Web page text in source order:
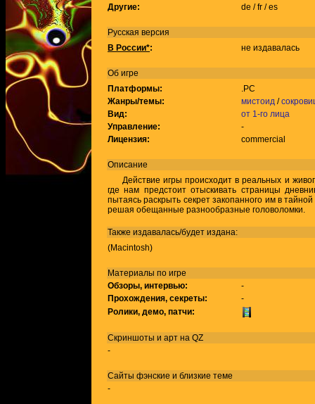
Другие:
de / fr / es
Русская версия
В России*: не издавалась
Об игре
Платформы:
.PC
Жанры/темы:
мистоид /
Вид:
от 1-го лица
Управление:
-
Лицензия:
commercial
Описание
Действие игры происходит в реальных и
где нам предстоит отыскивать страницы
пытаясь раскрыть секрет закопанного им в
решая обещанные разнообразные головоломки.
Также издавалась/будет издана:
(Macintosh)
Материалы по игре
Обзоры, интервью:
-
Прохождения, секреты:
-
Ролики, демо, патчи:
Скриншоты и арт на QZ
-
Сайты фэнские и близкие теме
-